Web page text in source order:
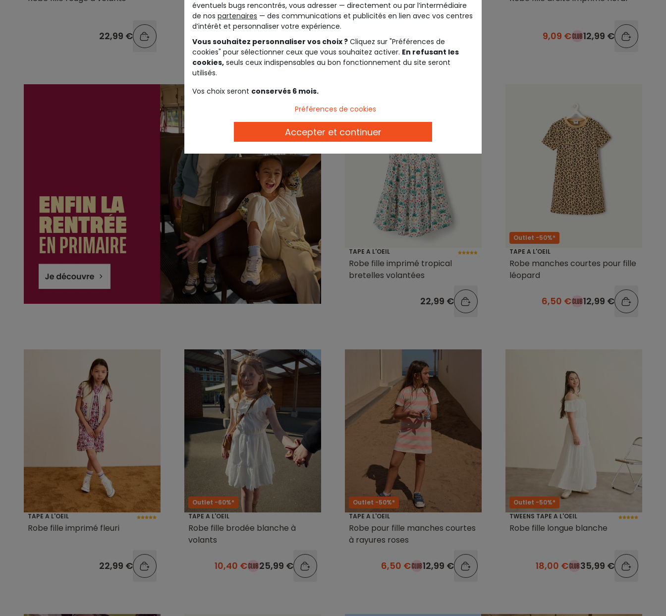
22,99 €
manches courtes
22,99 € 29,99 € 9,09 € 12,99 €
TAPE A L'OEIL
Robe fille imprimé tropical
bretelles volantées
22,99 €
Outlet -50%*
TAPE A L'OEIL
Robe manches courtes pour fille
léopard
6,50 € 12,99 €
TAPE A L'OEIL
Robe fille imprimé fleuri
22,99 €
Outlet -60%*
TAPE A L'OEIL
Robe fille brodée blanche à
volants
10,40 € 25,99 €
Outlet -50%*
TAPE A L'OEIL
Robe pour fille manches courtes
à rayures roses
6,50 € 12,99 €
Outlet -50%*
TWEENS TAPE A L'OEIL
Robe fille longue blanche
18,00 € 35,99 €
éventuels bugs rencontrés, vous adresser — directement ou par l’intermédiaire
de nos partenaires — des communications et publicités en lien avec vos centres
d’intérêt et personnaliser votre expérience.
Vous souhaitez personnaliser vos choix ? Cliquez sur "Préférences de
cookies" pour sélectionner ceux que vous souhaitez activer. En refusant les
cookies, seuls ceux indispensables au bon fonctionnement du site seront
utilisés.
Vos choix seront conservés 6 mois.
Préférences de cookies
Accepter et continuer